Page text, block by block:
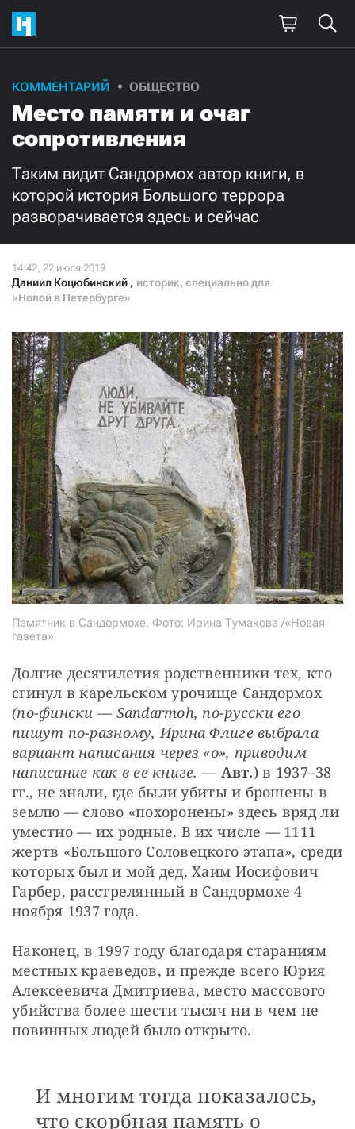
КОММЕНТАРИЙ ОБЩЕСТВО
Место памяти и очаг
сопротивления
Таким видит Сандормох автор книги, в
которой история Большого террора
разворачивается здесь и сейчас
Даниил Коцюбинский , историк, специально для
«Новой в Петербурге»
Памятник в Сандормохе. Фото: Ирина Тумакова /«Новая
газета»
Долгие десятилетия родственники тех, кто
сгинул в карельском урочище Сандормох
(по-фински — Sandarmoh, по-русски его
пишут по-разному, Ирина Флиге выбрала
вариант написания через «о», приводим
написание как в ее книге. — Авт.) в 1937–38
гг., не знали, где были убиты и брошены в
землю — слово «похоронены» здесь вряд ли
уместно — их родные. В их числе — 1111
жертв «Большого Соловецкого этапа», среди
которых был и мой дед, Хаим Иосифович
Гарбер, расстрелянный в Сандормохе 4
ноября 1937 года.
Наконец, в 1997 году благодаря стараниям
местных краеведов, и прежде всего Юрия
Алексеевича Дмитриева, место массового
убийства более шести тысяч ни в чем не
повинных людей было открыто.
И многим тогда показалось,
что скорбная память о
Поддержите
нашу работу!
Ежемесячно
3000 1000
500 300
я принимаю условия и подтверждаю свое гражданство РФ
СТАТЬ СОУЧАСТНИКОМ
ПОДЕЛИТЬСЯ С ДРУЗЬЯМИ
Если у вас есть вопросы, пишите donate@novayagazeta.ruили
звоните:
+7 (929) 612-03-68